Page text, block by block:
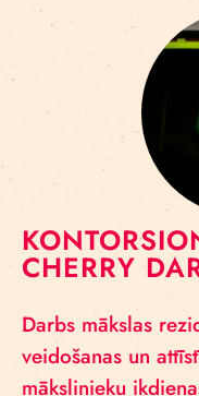
CHERRY
Darbs mākslas
veidošanas un
mākslinieku